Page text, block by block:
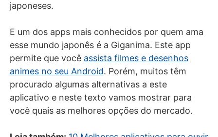
japoneses.
E um dos apps mais conhecidos por quem ama
esse mundo japonês é a Giganima. Este app
permite que você assista filmes e desenhos
animes no seu Android. Porém, muitos têm
procurado algumas alternativas a este
aplicativo e neste texto vamos mostrar para
você quais as melhores opções do mercado.